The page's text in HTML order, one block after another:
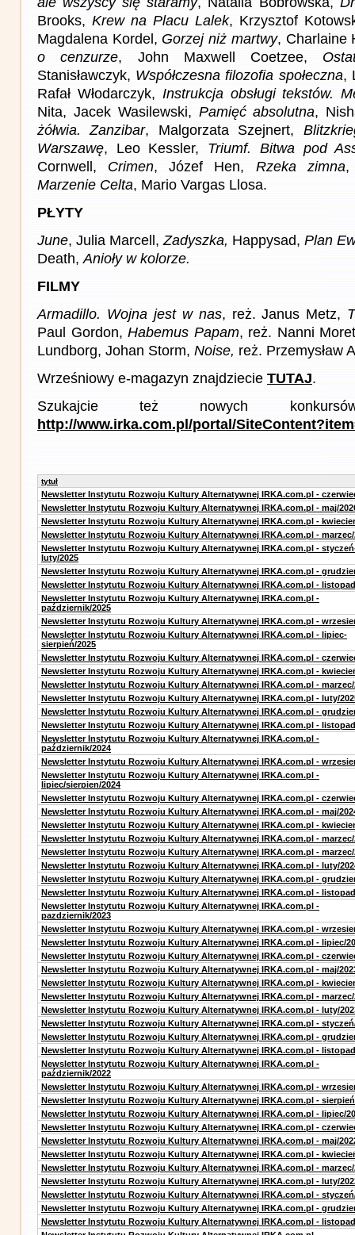
Brooks, Krew na Placu Lalek, Krzysztof
Magdalena Kordel, Gorzej niż martwy, Charlaine
o cenzurze, John Maxwell Coetzee,
Stanisławczyk, Współczesna filozofia społeczna,
Rafał Włodarczyk, Instrukcja obsługi tekstów.
Nita, Jacek Wasilewski, Pamięć absolutna,
żółwia. Zanzibar, Malgorzata Szejnert,
Warszawę, Leo Kessler, Triumf. Bitwa pod
Cornwell, Crimen, Józef Hen, Rzeka zimna,
Marzenie Celta, Mario Vargas Llosa.
PŁYTY
June, Julia Marcell, Zadyszka, Happysad, Plan
Death, Anioły w kolorze.
FILMY
Armadillo. Wojna jest w nas, reż. Janus Metz,
Paul Gordon, Habemus Papam, reż. Nanni
Lundborg, Johan Storm, Noise, reż. Przemysław
Wrześniowy e-magazyn znajdziecie TUTAJ.
Szukajcie też nowych
http://www.irka.com.pl/portal/
tytuł
Newsletter Instytutu Rozwoju Kultury Alternatywnej IRKA.com.pl -
Newsletter Instytutu Rozwoju Kultury Alternatywnej IRKA.com.pl - maj/
Newsletter Instytutu Rozwoju Kultury Alternatywnej IRKA.com.pl -
Newsletter Instytutu Rozwoju Kultury Alternatywnej IRKA.com.pl - marzec/
Newsletter Instytutu Rozwoju Kultury Alternatywnej IRKA.com.pl -
luty/2025
Newsletter Instytutu Rozwoju Kultury Alternatywnej IRKA.com.pl -
Newsletter Instytutu Rozwoju Kultury Alternatywnej IRKA.com.pl -
Newsletter Instytutu Rozwoju Kultury Alternatywnej IRKA.com.pl -
październik/2025
Newsletter Instytutu Rozwoju Kultury Alternatywnej IRKA.com.pl -
Newsletter Instytutu Rozwoju Kultury Alternatywnej IRKA.com.pl - lipiec-
sierpień/2025
Newsletter Instytutu Rozwoju Kultury Alternatywnej IRKA.com.pl -
Newsletter Instytutu Rozwoju Kultury Alternatywnej IRKA.com.pl -
Newsletter Instytutu Rozwoju Kultury Alternatywnej IRKA.com.pl - marzec/
Newsletter Instytutu Rozwoju Kultury Alternatywnej IRKA.com.pl - luty/
Newsletter Instytutu Rozwoju Kultury Alternatywnej IRKA.com.pl -
Newsletter Instytutu Rozwoju Kultury Alternatywnej IRKA.com.pl -
Newsletter Instytutu Rozwoju Kultury Alternatywnej IRKA.com.pl -
październik/2024
Newsletter Instytutu Rozwoju Kultury Alternatywnej IRKA.com.pl -
Newsletter Instytutu Rozwoju Kultury Alternatywnej IRKA.com.pl -
lipiec/sierpien/2024
Newsletter Instytutu Rozwoju Kultury Alternatywnej IRKA.com.pl -
Newsletter Instytutu Rozwoju Kultury Alternatywnej IRKA.com.pl - maj/
Newsletter Instytutu Rozwoju Kultury Alternatywnej IRKA.com.pl -
Newsletter Instytutu Rozwoju Kultury Alternatywnej IRKA.com.pl - marzec/
Newsletter Instytutu Rozwoju Kultury Alternatywnej IRKA.com.pl - marzec/
Newsletter Instytutu Rozwoju Kultury Alternatywnej IRKA.com.pl - luty/
Newsletter Instytutu Rozwoju Kultury Alternatywnej IRKA.com.pl -
Newsletter Instytutu Rozwoju Kultury Alternatywnej IRKA.com.pl -
Newsletter Instytutu Rozwoju Kultury Alternatywnej IRKA.com.pl -
pazdziernik/2023
Newsletter Instytutu Rozwoju Kultury Alternatywnej IRKA.com.pl -
Newsletter Instytutu Rozwoju Kultury Alternatywnej IRKA.com.pl - lipiec/
Newsletter Instytutu Rozwoju Kultury Alternatywnej IRKA.com.pl -
Newsletter Instytutu Rozwoju Kultury Alternatywnej IRKA.com.pl - maj/
Newsletter Instytutu Rozwoju Kultury Alternatywnej IRKA.com.pl -
Newsletter Instytutu Rozwoju Kultury Alternatywnej IRKA.com.pl - marzec/
Newsletter Instytutu Rozwoju Kultury Alternatywnej IRKA.com.pl - luty/
Newsletter Instytutu Rozwoju Kultury Alternatywnej IRKA.com.pl -
Newsletter Instytutu Rozwoju Kultury Alternatywnej IRKA.com.pl -
Newsletter Instytutu Rozwoju Kultury Alternatywnej IRKA.com.pl -
Newsletter Instytutu Rozwoju Kultury Alternatywnej IRKA.com.pl -
październik/2022
Newsletter Instytutu Rozwoju Kultury Alternatywnej IRKA.com.pl -
Newsletter Instytutu Rozwoju Kultury Alternatywnej IRKA.com.pl -
Newsletter Instytutu Rozwoju Kultury Alternatywnej IRKA.com.pl - lipiec/
Newsletter Instytutu Rozwoju Kultury Alternatywnej IRKA.com.pl -
Newsletter Instytutu Rozwoju Kultury Alternatywnej IRKA.com.pl - maj/
Newsletter Instytutu Rozwoju Kultury Alternatywnej IRKA.com.pl -
Newsletter Instytutu Rozwoju Kultury Alternatywnej IRKA.com.pl - marzec/
Newsletter Instytutu Rozwoju Kultury Alternatywnej IRKA.com.pl - luty/
Newsletter Instytutu Rozwoju Kultury Alternatywnej IRKA.com.pl -
Newsletter Instytutu Rozwoju Kultury Alternatywnej IRKA.com.pl -
Newsletter Instytutu Rozwoju Kultury Alternatywnej IRKA.com.pl -